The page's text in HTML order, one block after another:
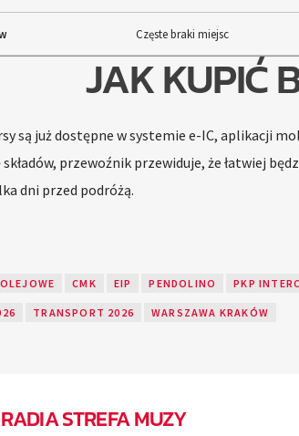
Częste braki miejsc
JAK KUPIĆ
są już dostępne w systemie e-IC, aplikacji
przewoźnik przewiduje, że łatwiej
dni przed podróżą.
CMK EIP PENDOLINO PKP
TRANSPORT 2026 WARSZAWA KRAKÓW
STREFA MUZY